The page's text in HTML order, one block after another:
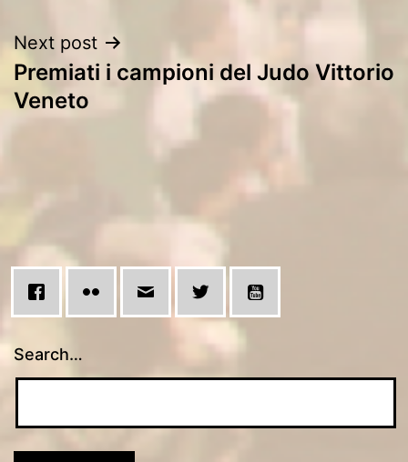
Next post
Premiati i campioni del Judo Vittorio
Veneto
Search…